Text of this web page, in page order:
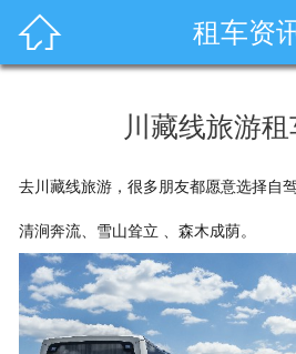
 租车资
川藏线旅游
去川藏线旅游，很多朋友都愿意选择自
清涧奔流、雪山耸立 、森木成荫。